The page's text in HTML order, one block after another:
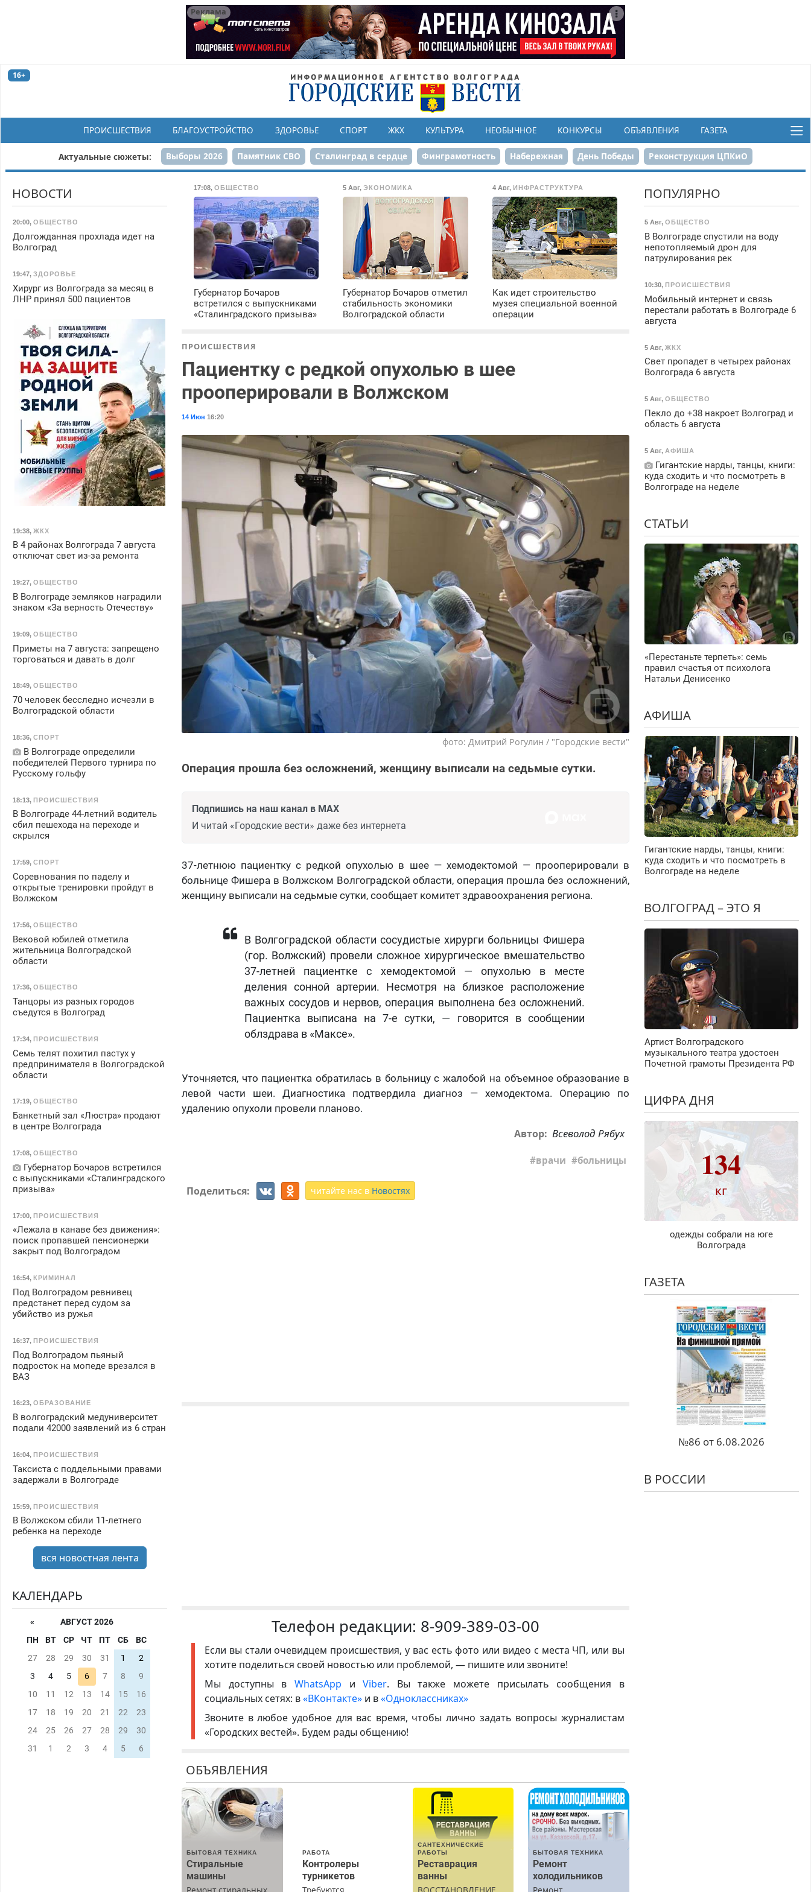
Реклама
16+
ПРОИСШЕСТВИЯ БЛАГОУСТРОЙСТВО ЗДОРОВЬЕ СПОРТ ЖКХ КУЛЬТУРА НЕОБЫЧНОЕ КОНКУРСЫ ОБЪЯВЛЕНИЯ ГАЗЕТА
Актуальные сюжеты: Выборы 2026 Памятник СВО Сталинград в сердце Финграмотность Набережная День Победы Реконструкция ЦПКиО
80-летие Победы Парк Героев-летчиков
17:08,ОБЩЕСТВО
Губернатор Бочаров
встретился с выпускниками
«Сталинградского призыва»
5 Авг,ЭКОНОМИКА
Губернатор Бочаров отметил
стабильность экономики
Волгоградской области
4 Авг, ИНФРАСТРУКТУРА
Как идет строительство
музея специальной военной
операции
ПРОИСШЕСТВИЯ
Пациентку с редкой опухолью в шее
прооперировали в Волжском
14 Июн 16:20
фото: Дмитрий Рогулин / "Городские вести"
Операция прошла без осложнений, женщину выписали на седьмые сутки.
Подпишись на наш канал в MAX
И читай «Городские вести» даже без интернета
37-летнюю пациентку с редкой опухолью в шее — хемодектомой — прооперировали в
больнице Фишера в Волжском Волгоградской области, операция прошла без осложнений,
женщину выписали на седьмые сутки, сообщает комитет здравоохранения региона.
В Волгоградской области сосудистые хирурги больницы Фишера
(гор. Волжский) провели сложное хирургическое вмешательство
37-летней пациентке с хемодектомой — опухолью в месте
деления сонной артерии. Несмотря на близкое расположение
важных сосудов и нервов, операция выполнена без осложнений.
Пациентка выписана на 7-е сутки, — говорится в сообщении
облздрава в «Максе».
Уточняется, что пациентка обратилась в больницу с жалобой на объемное образование в
левой части шеи. Диагностика подтвердила диагноз — хемодектома. Операцию по
удалению опухоли провели планово.
Автор: Всеволод Рябух
врачи больницы
Поделиться: читайте нас в Новостях
Телефон редакции: 8-909-389-03-00
Если вы стали очевидцем происшествия, у вас есть фото или видео с места ЧП, или вы
хотите поделиться своей новостью или проблемой, — пишите или звоните!
Мы доступны в WhatsApp иViber. Вы также можете присылать сообщения в
социальных сетях: в«ВКонтакте» и в«Одноклассниках»
Звоните в любое удобное для вас время, чтобы лично задать вопросы журналистам
«Городских вестей». Будем рады общению!
ОБЪЯВЛЕНИЯ
БЫТОВАЯ ТЕХНИКА
Стиральные
машины
РАБОТА
Контролеры
турникетов
САНТЕХНИЧЕСКИЕ
РАБОТЫ
Реставрация
ванны
БЫТОВАЯ ТЕХНИКА
Ремонт
холодильников
НОВОСТИ
20:00, ОБЩЕСТВО
Долгожданная прохлада идет на
Волгоград
19:47, ЗДОРОВЬЕ
Хирург из Волгограда за месяц в
ЛНР принял 500 пациентов
19:38, ЖКХ
В 4 районах Волгограда 7 августа
отключат свет из-за ремонта
19:27, ОБЩЕСТВО
В Волгограде земляков наградили
знаком «За верность Отечеству»
19:09, ОБЩЕСТВО
Приметы на 7 августа: запрещено
торговаться и давать в долг
18:49, ОБЩЕСТВО
70 человек бесследно исчезли в
Волгоградской области
18:36, СПОРТ
В Волгограде определили
победителей Первого турнира по
Русскому гольфу
18:13, ПРОИСШЕСТВИЯ
В Волгограде 44-летний водитель
сбил пешехода на переходе и
скрылся
17:59, СПОРТ
Соревнования по паделу и
открытые тренировки пройдут в
Волжском
17:56, ОБЩЕСТВО
Вековой юбилей отметила
жительница Волгоградской
области
17:36, ОБЩЕСТВО
Танцоры из разных городов
съедутся в Волгоград
17:34, ПРОИСШЕСТВИЯ
Семь телят похитил пастух у
предпринимателя в Волгоградской
области
17:19, ОБЩЕСТВО
Банкетный зал «Люстра» продают
в центре Волгограда
17:08, ОБЩЕСТВО
Губернатор Бочаров встретился
с выпускниками «Сталинградского
призыва»
17:00, ПРОИСШЕСТВИЯ
«Лежала в канаве без движения»:
поиск пропавшей пенсионерки
закрыт под Волгоградом
16:54, КРИМИНАЛ
Под Волгоградом ревнивец
предстанет перед судом за
убийство из ружья
16:37, ПРОИСШЕСТВИЯ
Под Волгоградом пьяный
подросток на мопеде врезался в
ВАЗ
16:23, ОБРАЗОВАНИЕ
В волгоградский медуниверситет
подали 42000 заявлений из 6 стран
16:04, ПРОИСШЕСТВИЯ
Таксиста с поддельными правами
задержали в Волгограде
15:59, ПРОИСШЕСТВИЯ
В Волжском сбили 11-летнего
ребенка на переходе
вся новостная лента
КАЛЕНДАРЬ
«
АВГУСТ 2026
ПН
ВТ СР ЧТ ПТ СБ
ВС
27
28 29 30 31 1
2
3
4 5 6 7 8
9
10
11 12 13 14 15
16
17
18 19 20 21 22
23
24
25 26 27 28 29
30
31
1 2 3 4 5 6
ПОПУЛЯРНО
5 Авг, ОБЩЕСТВО
В Волгограде спустили на воду
непотопляемый дрон для
патрулирования рек
10:30, ПРОИСШЕСТВИЯ
Мобильный интернет и связь
перестали работать в Волгограде 6
августа
5 Авг, ЖКХ
Свет пропадет в четырех районах
Волгограда 6 августа
5 Авг, ОБЩЕСТВО
Пекло до +38 накроет Волгоград и
область 6 августа
5 Авг, АФИША
Гигантские нарды, танцы, книги:
куда сходить и что посмотреть в
Волгограде на неделе
СТАТЬИ
«Перестаньте терпеть»: семь
правил счастья от психолога
Натальи Денисенко
АФИША
Гигантские нарды, танцы, книги:
куда сходить и что посмотреть в
Волгограде на неделе
ВОЛГОГРАД – ЭТО Я
Артист Волгоградского
музыкального театра удостоен
Почетной грамоты Президента РФ
ЦИФРА ДНЯ
134
кг
одежды собрали на юге
Волгограда
ГАЗЕТА
№86 от 6.08.2026
В РОССИИ